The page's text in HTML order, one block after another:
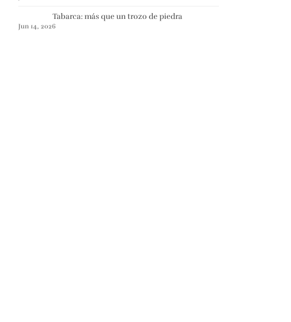
Tabarca: más que un trozo de piedra
Jun 14, 2026